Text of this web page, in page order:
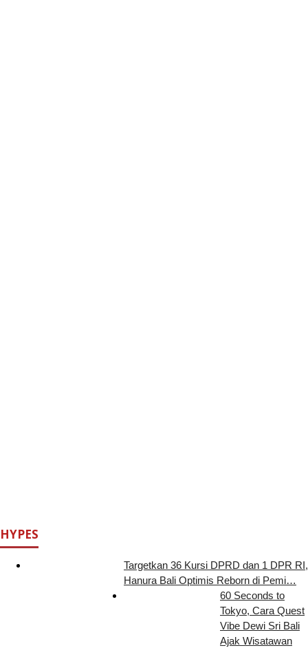
HYPES
Targetkan 36 Kursi DPRD dan 1 DPR RI,
Hanura Bali Optimis Reborn di Pemi…
60 Seconds to
Tokyo, Cara Quest
Vibe Dewi Sri Bali
Ajak Wisatawan